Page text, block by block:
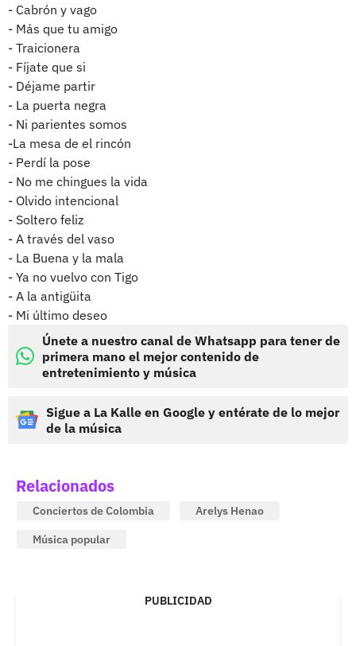
- Cabrón y vago
- Más que tu amigo
- Traicionera
- Fíjate que si
- Déjame partir
- La puerta negra
- Ni parientes somos
-La mesa de el rincón
- Perdí la pose
- No me chingues la vida
- Olvido intencional
- Soltero feliz
- A través del vaso
- La Buena y la mala
- Ya no vuelvo con Tigo
- A la antigüita
- Mi último deseo
Únete a nuestro canal de Whatsapp para tener de
primera mano el mejor contenido de
entretenimiento y música
Sigue a La Kalle en Google y entérate de lo mejor
de la música
Relacionados
Conciertos de Colombia
Arelys Henao
Música popular
PUBLICIDAD